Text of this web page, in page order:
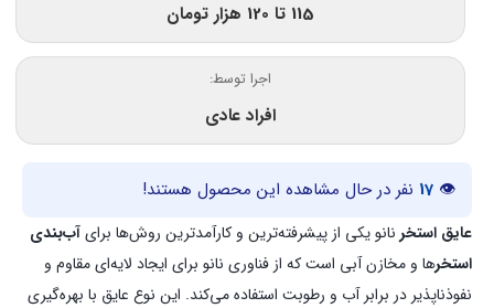
115 تا 120 هزار تومان
اجرا توسط:
افراد عادی
👁
17 نفر در حال مشاهده این محصول هستند!
عایق استخر نانو یکی از پیشرفته‌ترین و کارآمدترین روش‌ها برایآب‌بندی
استخرها و مخازن آبی است که از فناوری نانو برای ایجاد لایه‌ای مقاوم و
نفوذناپذیر در برابر آب و رطوبت استفاده می‌کند. این نوع عایق با بهره‌گیری